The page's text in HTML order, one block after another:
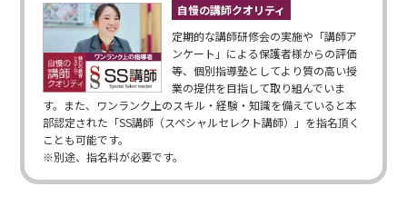
自慢の講師クオリティ
定期的な講師研修会の実施や「講師ア
ンケート」による保護者様からの評価
等、個別指導塾としてより質の高い授
業の提供を目指して取り組んでいま
す。また、ワンランク上のスキル・経験・知識を備えていると本
部認定された「SS講師（スペシャルセレクト講師）」を指名頂く
ことも可能です。
※別途、指名料が必要です。